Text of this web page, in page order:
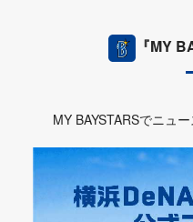
『MY
MY BAYSTARSでニュ